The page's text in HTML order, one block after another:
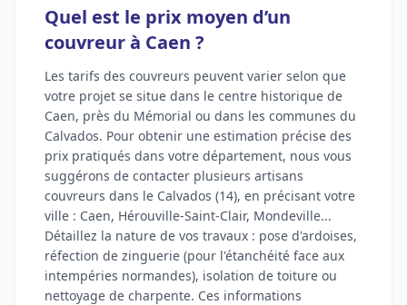
Quel est le prix moyen d’un
couvreur à Caen ?
Les tarifs des couvreurs peuvent varier selon que
votre projet se situe dans le centre historique de
Caen, près du Mémorial ou dans les communes du
Calvados. Pour obtenir une estimation précise des
prix pratiqués dans votre département, nous vous
suggérons de contacter plusieurs artisans
couvreurs dans le Calvados (14), en précisant votre
ville : Caen, Hérouville-Saint-Clair, Mondeville...
Détaillez la nature de vos travaux : pose d'ardoises,
réfection de zinguerie (pour l'étanchéité face aux
intempéries normandes), isolation de toiture ou
nettoyage de charpente. Ces informations